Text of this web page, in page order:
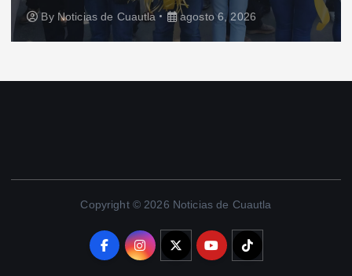
By Noticias de Cuautla agosto 6, 2026
Copyright © 2026 Noticias de Cuautla